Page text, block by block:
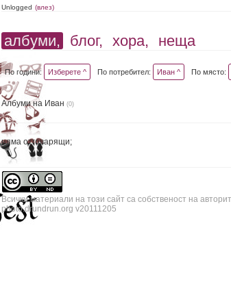
Unlogged (влез)
албуми, блог, хора, неща
По години: Изберете ^ По потребител: Иван ^ По място:
Албуми на Иван (0)
няма отговарящи;
Всички материали на този сайт са собственост на
photo.drundrun.org v20111205